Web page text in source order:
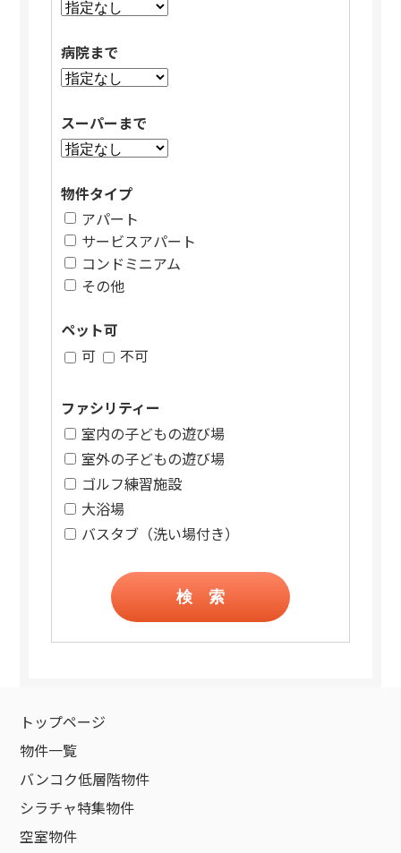
病院まで
スーパーまで
物件タイプ
アパート
サービスアパート
コンドミニアム
その他
ペット可
可
不可
ファシリティー
室内の子どもの遊び場
室外の子どもの遊び場
ゴルフ練習施設
大浴場
バスタブ（洗い場付き）
検 索
トップページ
物件一覧
バンコク低層階物件
シラチャ特集物件
空室物件